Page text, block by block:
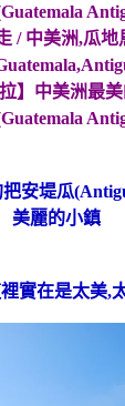
/ 中美洲,瓜地
安堤瓜
美麗的小鎮
裡實在是太美,